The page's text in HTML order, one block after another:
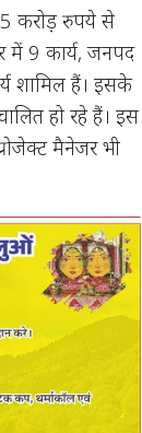
5 करोड़ रुपये से
में 9 कार्य, जनपद
शामिल हैं। इसके
हो रहे हैं। इस
मैनेजर भी